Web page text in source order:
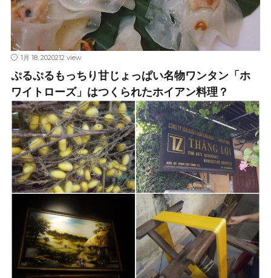
1月 18, 2020212 view
ぷるぷるもっちり甘じょっぱい名物ワンタン「ホ
ワイトローズ」はつくられたホイアン料理？